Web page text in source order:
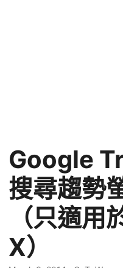
Google
搜尋趨勢
（只適用
X）